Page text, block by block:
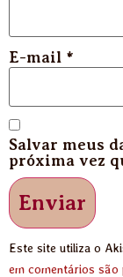
E-mail *
Salvar meus
próxima vez
Este site utiliza o
em comentários são